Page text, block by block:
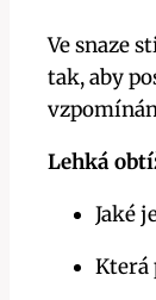
Ve snaze
tak, aby
Lehká
Jaké
Která